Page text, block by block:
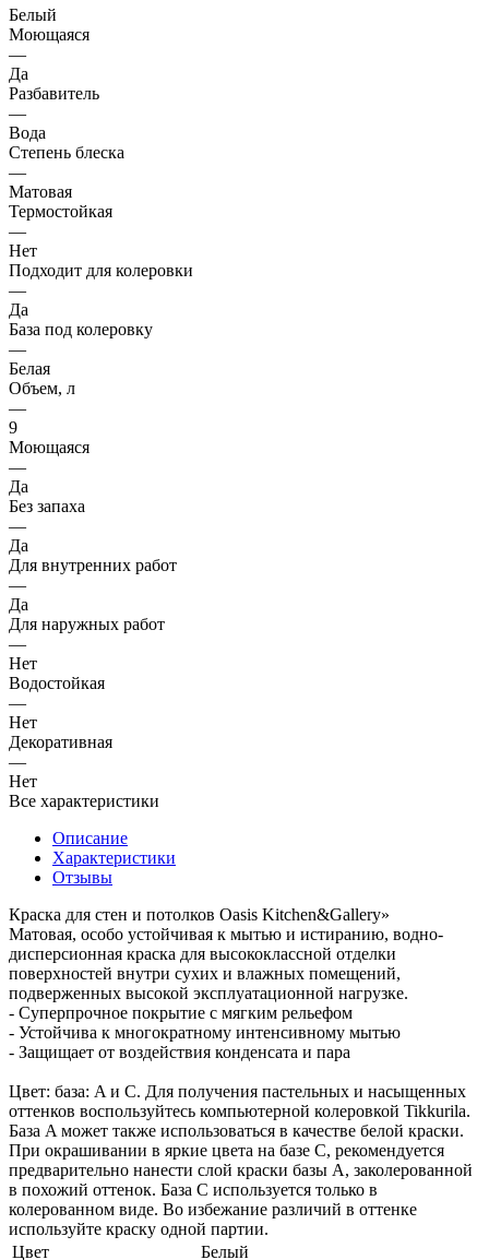
Белый
Моющаяся
—
Да
Разбавитель
—
Вода
Степень блеска
—
Матовая
Термостойкая
—
Нет
Подходит для колеровки
—
Да
База под колеровку
—
Белая
Объем, л
—
9
Моющаяся
—
Да
Без запаха
—
Да
Для внутренних работ
—
Да
Для наружных работ
—
Нет
Водостойкая
—
Нет
Декоративная
—
Нет
Все характеристики
Описание
Характеристики
Отзывы
Краска для стен и потолков Oasis Kitchen&Gallery»
Матовая, особо устойчивая к мытью и истиранию, водно-
дисперсионная краска для высококлассной отделки
поверхностей внутри сухих и влажных помещений,
подверженных высокой эксплуатационной нагрузке.
- Суперпрочное покрытие с мягким рельефом
- Устойчива к многократному интенсивному мытью
- Защищает от воздействия конденсата и пара
Цвет: база: A и C. Для получения пастельных и насыщенных
оттенков воспользуйтесь компьютерной колеровкой Tikkurila.
База A может также использоваться в качестве белой краски.
При окрашивании в яркие цвета на базе С, рекомендуется
предварительно нанести слой краски базы А, заколерованной
в похожий оттенок. База С используется только в
колерованном виде. Во избежание различий в оттенке
используйте краску одной партии.
Цвет
Белый